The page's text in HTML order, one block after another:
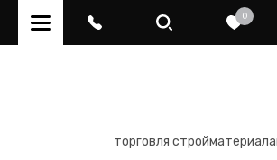
0
торговля